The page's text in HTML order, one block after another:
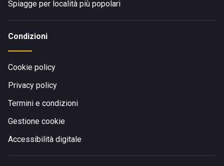
Spiagge per località più popolari
Condizioni
Cookie policy
Privacy policy
Termini e condizioni
Gestione cookie
Accessibilità digitale